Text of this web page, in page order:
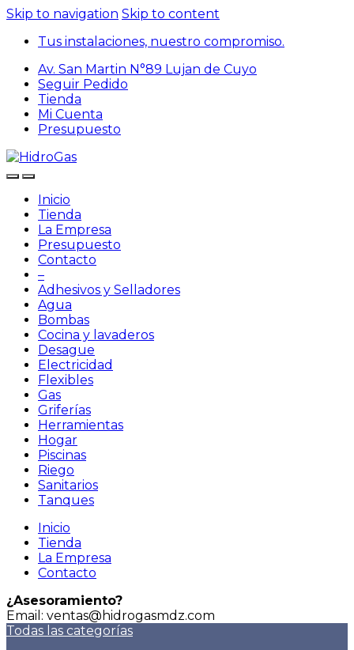
Skip to navigation Skip to content
Tus instalaciones, nuestro compromiso.
Av. San Martin N°89 Lujan de Cuyo
Seguir Pedido
Tienda
Mi Cuenta
Presupuesto
Inicio
Tienda
La Empresa
Presupuesto
Contacto
–
Adhesivos y Selladores
Agua
Bombas
Cocina y lavaderos
Desague
Electricidad
Flexibles
Gas
Griferías
Herramientas
Hogar
Piscinas
Riego
Sanitarios
Tanques
Inicio
Tienda
La Empresa
Contacto
¿Asesoramiento?
Email: ventas@hidrogasmdz.com
Todas las categorías